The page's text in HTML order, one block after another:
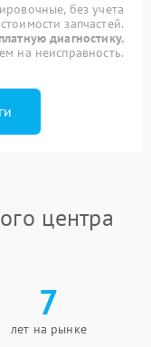
без учета
стоимости запчастей.
диагностику.
на неисправность.
центра
7
лет на рынке